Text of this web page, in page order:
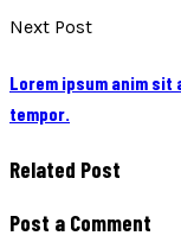
Next Post
Lorem ipsum anim sit
tempor.
Related Post
Post a Comment